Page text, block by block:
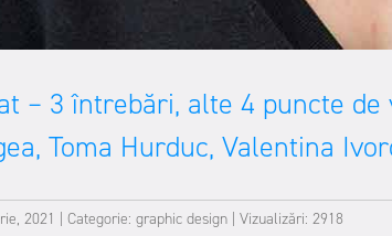
– 3 întrebări, alte 4 puncte de
Toma Hurduc, Valentina
2021 | Categorie: graphic design | Vizualizări: 2918